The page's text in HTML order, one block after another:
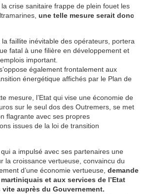
crise sanitaire frappe de plein fouet les
une telle mesure serait donc
la faillite inévitable des opérateurs, portera
fatal à une filière en développement et
important.
également frontalement aux
énergétique affichés par le Plan de
mesure, l’Etat qui vise une économie de
sur le seul dos des Outremers, se met
flagrante avec ses propres
issues de la loi de transition
a impulsé avec ses partenaires une
la croissance vertueuse, convaincu du
d’une économie vertueuse, demande
et aux services de l’Etat
auprès du Gouvernement.